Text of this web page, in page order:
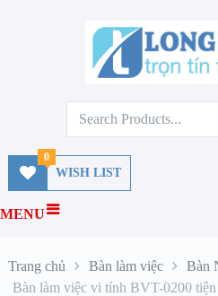
WISH LIST
0
MENU
Trang chủ Bàn làm việc
Bàn
Bàn làm việc vi tính BVT-0200